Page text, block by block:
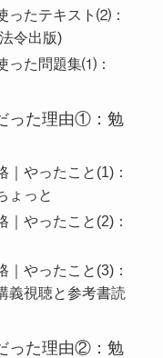
ったテキスト⑵：
令出版)
った問題集⑴：
った理由①：勉
やったこと(1)：
ょっと
やったこと(2)：
やったこと(3)：
義視聴と参考書読
った理由②：勉